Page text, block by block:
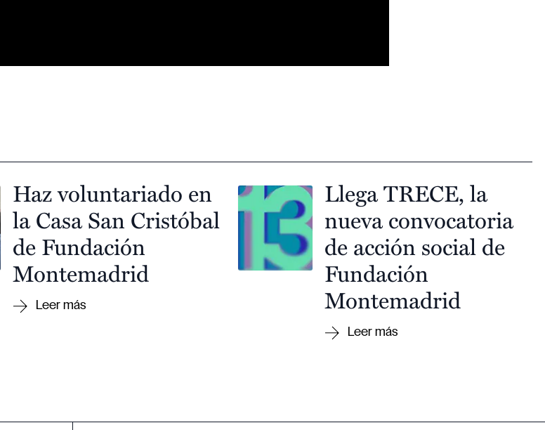
Haz voluntariado en
la Casa San Cristóbal
de Fundación
Montemadrid
Llega TRECE, la
nueva convocatoria
de acción social de
Fundación
Montemadrid